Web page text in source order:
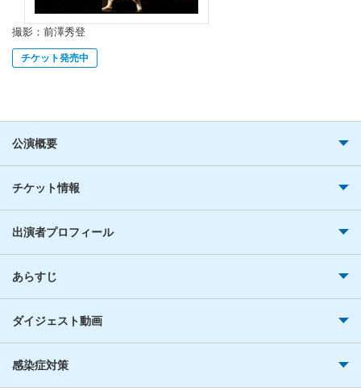
撮影：前澤秀登
チケット発売中
公演概要
チケット情報
出演者プロフィール
あらすじ
ダイジェスト動画
感染症対策